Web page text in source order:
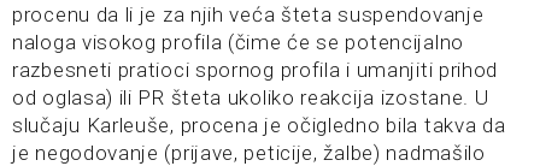
procenu da li je za njih veća šteta suspendovanje
naloga visokog profila (čime će se potencijalno
razbesneti pratioci spornog profila i umanjiti prihod
od oglasa) ili PR šteta ukoliko reakcija izostane. U
slučaju Karleuše, procena je očigledno bila takva da
je negodovanje (prijave, peticije, žalbe) nadmašilo